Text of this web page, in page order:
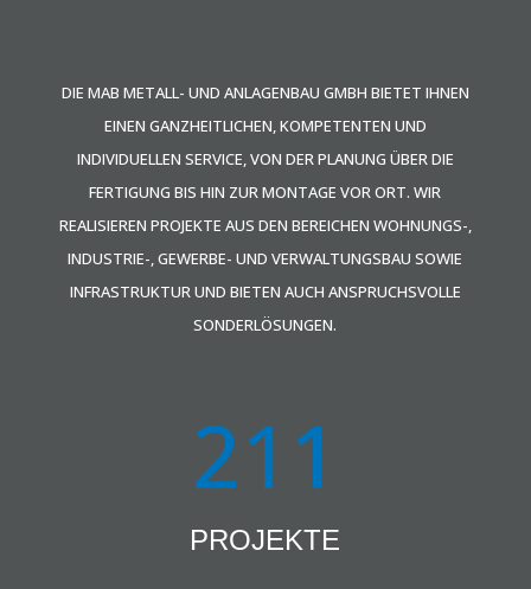
DIE MAB METALL- UND ANLAGENBAU GMBH BIETET IHNEN
EINEN GANZHEITLICHEN, KOMPETENTEN UND
INDIVIDUELLEN SERVICE, VON DER PLANUNG ÜBER DIE
FERTIGUNG BIS HIN ZUR MONTAGE VOR ORT. WIR
REALISIEREN PROJEKTE AUS DEN BEREICHEN WOHNUNGS-,
INDUSTRIE-, GEWERBE- UND VERWALTUNGSBAU SOWIE
INFRASTRUKTUR UND BIETEN AUCH ANSPRUCHSVOLLE
SONDERLÖSUNGEN.
211
PROJEKTE